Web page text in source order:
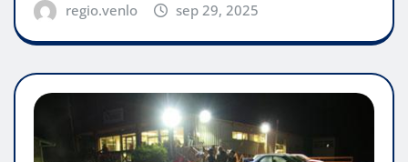
regio.venlo sep 29, 2025